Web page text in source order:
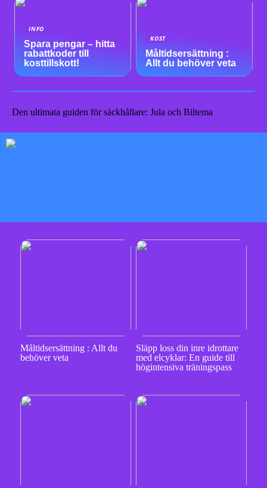
INFO
Spara pengar – hitta
rabattkoder till
kosttillskott!
KOST
Måltidsersättning :
Allt du behöver veta
Den ultimata guiden för säckhållare: Jula och Biltema
Måltidsersättning : Allt du
behöver veta
Släpp loss din inre idrottare
med elcyklar: En guide till
högintensiva träningspass